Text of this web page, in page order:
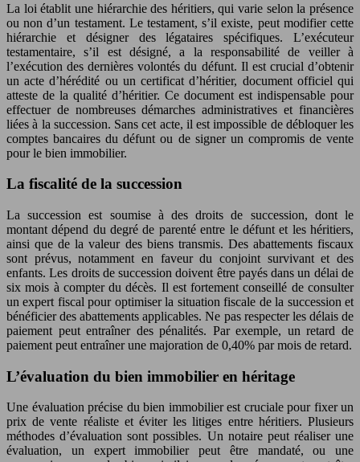
La loi établit une hiérarchie des héritiers, qui varie selon la présence
ou non d’un testament. Le testament, s’il existe, peut modifier cette
hiérarchie et désigner des légataires spécifiques. L’exécuteur
testamentaire, s’il est désigné, a la responsabilité de veiller à
l’exécution des dernières volontés du défunt. Il est crucial d’obtenir
un acte d’hérédité ou un certificat d’héritier, document officiel qui
atteste de la qualité d’héritier. Ce document est indispensable pour
effectuer de nombreuses démarches administratives et financières
liées à la succession. Sans cet acte, il est impossible de débloquer les
comptes bancaires du défunt ou de signer un compromis de vente
pour le bien immobilier.
La fiscalité de la succession
La succession est soumise à des droits de succession, dont le
montant dépend du degré de parenté entre le défunt et les héritiers,
ainsi que de la valeur des biens transmis. Des abattements fiscaux
sont prévus, notamment en faveur du conjoint survivant et des
enfants. Les droits de succession doivent être payés dans un délai de
six mois à compter du décès. Il est fortement conseillé de consulter
un expert fiscal pour optimiser la situation fiscale de la succession et
bénéficier des abattements applicables. Ne pas respecter les délais de
paiement peut entraîner des pénalités. Par exemple, un retard de
paiement peut entraîner une majoration de 0,40% par mois de retard.
L’évaluation du bien immobilier en héritage
Une évaluation précise du bien immobilier est cruciale pour fixer un
prix de vente réaliste et éviter les litiges entre héritiers. Plusieurs
méthodes d’évaluation sont possibles. Un notaire peut réaliser une
évaluation, un expert immobilier peut être mandaté, ou une